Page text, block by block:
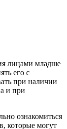
лицами младше
его с
при наличии
и при
ознакомиться
которые могут